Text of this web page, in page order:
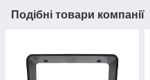
Подібні товари компанії